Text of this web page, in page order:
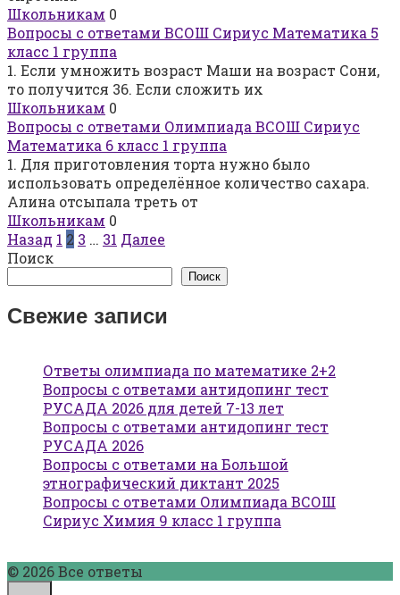
Школьникам 0
Вопросы с ответами ВСОШ Сириус Математика 5
класс 1 группа
1. Если умножить возраст Маши на возраст Сони,
то получится 36. Если сложить их
Школьникам 0
Вопросы с ответами Олимпиада ВСОШ Сириус
Математика 6 класс 1 группа
1. Для приготовления торта нужно было
использовать определённое количество сахара.
Алина отсыпала треть от
Школьникам 0
Пагинация
записей
Назад 1 2 3 … 31 Далее
Поиск
Поиск
Свежие записи
Ответы олимпиада по математике 2+2
Вопросы с ответами антидопинг тест
РУСАДА 2026 для детей 7-13 лет
Вопросы с ответами антидопинг тест
РУСАДА 2026
Вопросы с ответами на Большой
этнографический диктант 2025
Вопросы с ответами Олимпиада ВСОШ
Сириус Химия 9 класс 1 группа
© 2026 Все ответы